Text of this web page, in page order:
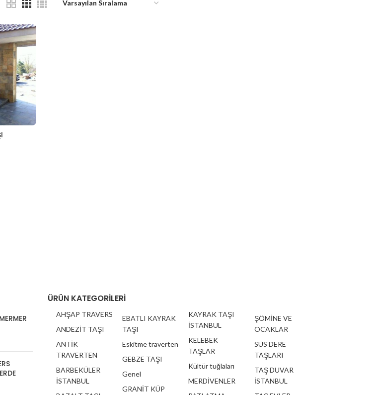
ÜRÜN KATEGORILERI
AHŞAP TRAVERS
ANDEZİT TAŞI
ANTİK
TRAVERTEN
BARBEKÜLER
İSTANBUL
EBATLI KAYRAK
TAŞI
Eskitme traverten
GEBZE TAŞI
Genel
GRANİT KÜP
KAYRAK TAŞI
İSTANBUL
KELEBEK
TAŞLAR
Kültür tuğlaları
MERDİVENLER
ŞÖMİNE VE
OCAKLAR
SÜS DERE
TAŞLARI
TAŞ DUVAR
İSTANBUL